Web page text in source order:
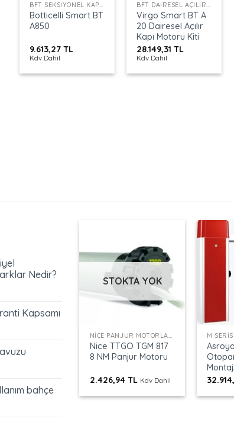
BFT SEKSIYONEL KAPI MOTORU
Botticelli Smart BT
A850
9.613,27TL
Kdv Dahil
BFT DAIRESEL AÇILIR KAPI MOTORU
Virgo Smart BT A
20 Dairesel Açılır
Kapı Motoru Kiti
28.149,31TL
Kdv Dahil
Nedir?
Kapsamı
bahçe
STOKTA YOK
NICE PANJUR MOTORLARI
Nice TTGO TGM 817
8 NM Panjur Motoru
2.426,94 TL Kdv Dahil
M